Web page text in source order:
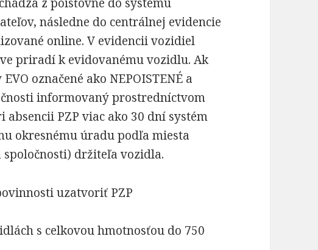
následne do centrálnej evidencie
online. V evidencii vozidiel
priradí k evidovanému vozidlu. Ak
označené ako NEPOISTENÉ a
informovaný prostredníctvom
PZP viac ako 30 dní systém
okresnému úradu podľa miesta
držiteľa vozidla.
uzatvoriť PZP
s celkovou hmotnosťou do 750